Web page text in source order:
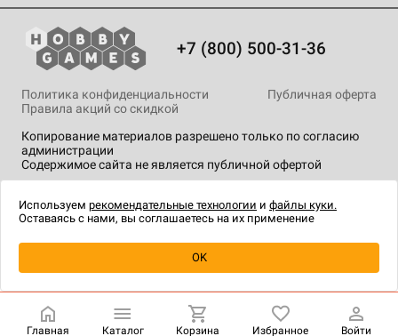
Уведомить о наличии
+7 (800) 500-31-36
Копирование материалов разрешено только по согласию
администрации
Содержимое сайта не является публичной офертой
Политика конфиденциальности
Публичная оферта
Правила акций со скидкой
технологии.
Главная Каталог Корзина Избранное Войти
Используем рекомендательные технологии и файлы куки.
Оставаясь с нами, вы соглашаетесь на их применение
OK